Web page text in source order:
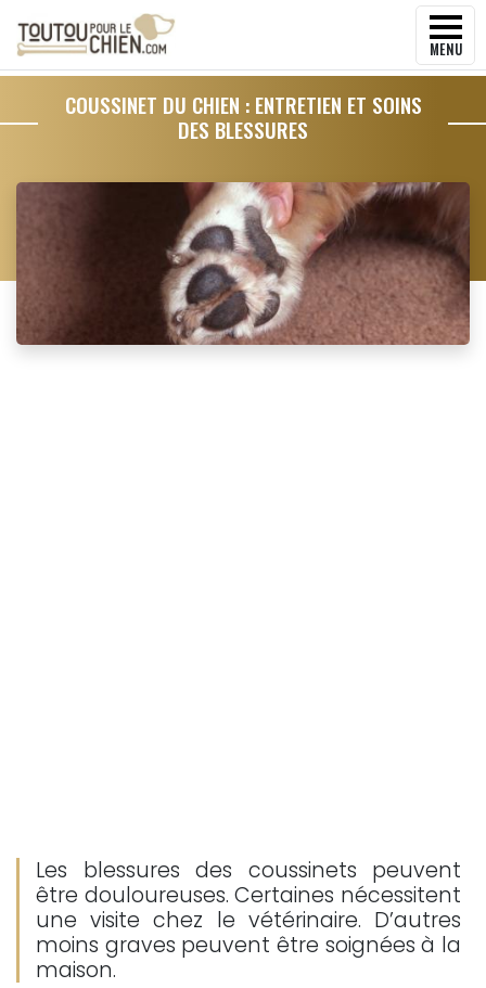
MENU
COUSSINET DU CHIEN : ENTRETIEN ET SOINS
DES BLESSURES
Les blessures des coussinets peuvent
être douloureuses. Certaines nécessitent
une visite chez le vétérinaire. D’autres
moins graves peuvent être soignées à la
maison.